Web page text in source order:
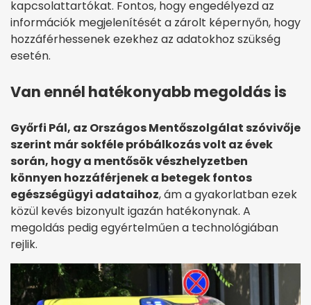
kapcsolattartókat. Fontos, hogy engedélyezd az
információk megjelenítését a zárolt képernyőn, hogy
hozzáférhessenek ezekhez az adatokhoz szükség
esetén.
Van ennél hatékonyabb megoldás is
Győrfi Pál, az Országos Mentőszolgálat szóvivője
szerint már sokféle próbálkozás volt az évek
során, hogy a mentősök vészhelyzetben
könnyen hozzáférjenek a betegek fontos
egészségügyi adataihoz, ám a gyakorlatban ezek
közül kevés bizonyult igazán hatékonynak. A
megoldás pedig egyértelműen a technológiában
rejlik.